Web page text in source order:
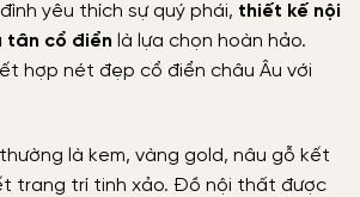
yêu thích sự quý phái, thiết kế nội
tân cổ điển là lựa chọn hoàn hảo.
hợp nét đẹp cổ điển châu Âu với
là kem, vàng gold, nâu gỗ kết
trang trí tinh xảo. Đồ nội thất được